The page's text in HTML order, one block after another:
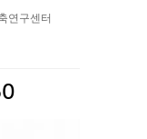
연구센터